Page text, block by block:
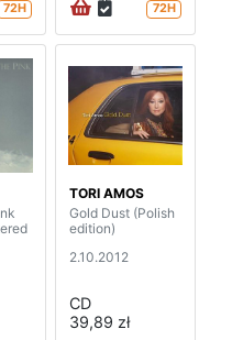
72H 72H
TORI AMOS
Gold Dust (Polish
edition)
2.10.2012
CD
39,89 zł